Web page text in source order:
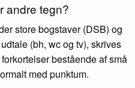
andre tegn?
store bogstaver (DSB) og
(bh, wc og tv), skrives
bestående af små
med punktum.